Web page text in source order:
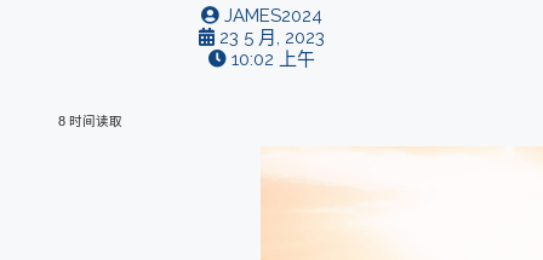
JAMES2024
23 5 月, 2023
10:02 上午
8 时间读取